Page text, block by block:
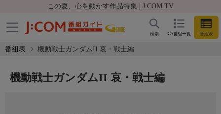
この夏、心を動かす作品特集 | J:COM TV
CS番組一覧 番組表
検索
番組表 機動戦士ガンダムII 哀・戦士編
機動戦士ガンダムII 哀・戦士編